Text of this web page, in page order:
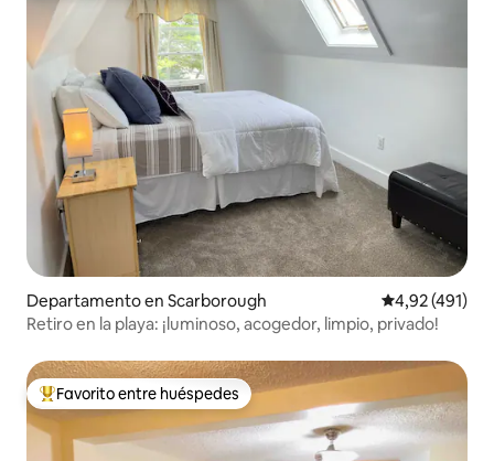
Departamento en Scarborough Calificación
4,92 (491)
Retiro en la playa: ¡luminoso, acogedor, limpio, privado!
Favorito entre los huéspedes más destacados
Favorito entre huéspedes